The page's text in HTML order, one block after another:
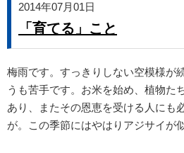
2014年07月01日
「育てる」こと
梅雨です。すっきりしない空模様が
うも苦手です。お米を始め、植物た
あり、またその恩恵を受ける人にも
が。この季節にはやはりアジサイが